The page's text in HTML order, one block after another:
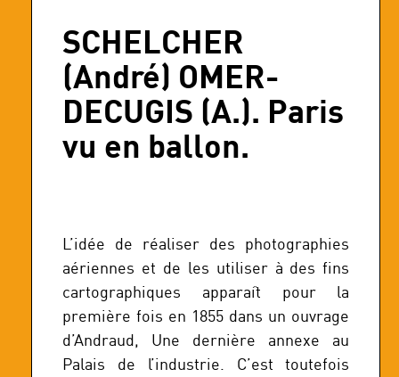
SCHELCHER
(André) OMER-
DECUGIS (A.). Paris
vu en ballon.
L’idée de réaliser des photographies
aériennes et de les utiliser à des fins
cartographiques apparaît pour la
première fois en 1855 dans un ouvrage
d’Andraud, Une dernière annexe au
Palais de l’industrie. C’est toutefois